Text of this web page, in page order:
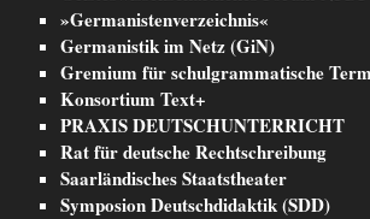
»Germanistenverzeichnis«
Germanistik im Netz (GiN)
Gremium für schulgrammatische
Konsortium Text+
PRAXIS DEUTSCHUNTERRICHT
Rat für deutsche Rechtschreibung
Saarländisches Staatstheater
Symposion Deutschdidaktik (SDD)